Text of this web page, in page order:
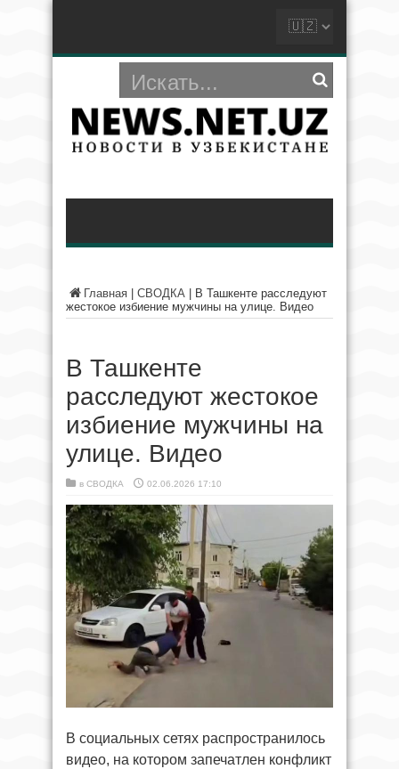
Главная СВОДКА
В Ташкенте расследуют
жестокое избиение мужчины на улице. Видео
В Ташкенте
расследуют жестокое
избиение мужчины на
улице. Видео
в СВОДКА 02.06.2026 17:10
В социальных сетях распространилось
видео, на котором запечатлен конфликт